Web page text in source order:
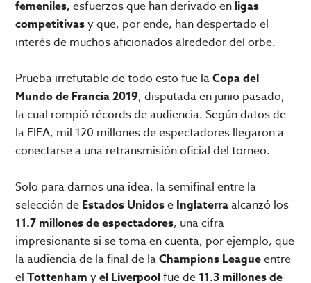
femeniles, esfuerzos que han derivado en ligas
competitivasy que, por ende, han despertado el
interés de muchos aficionados alrededor del orbe.
Prueba irrefutable de todo esto fue laCopa del
Mundo de Francia 2019, disputada en junio pasado,
la cual rompió récords de audiencia. Según datos de
la FIFA, mil 120 millones de espectadores llegaron a
conectarse a una retransmisión oficial del torneo.
Solo para darnos una idea, la semifinal entre la
selección de Estados Unidose Inglaterraalcanzó los
11.7 millones de espectadores, una cifra
impresionante si se toma en cuenta, por ejemplo, que
la audiencia de la final de laChampions Leagueentre
elTottenham yel Liverpoolfue de 11.3 millones de